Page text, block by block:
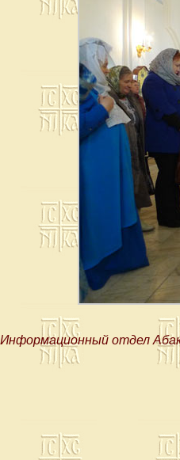
Информационный отдел